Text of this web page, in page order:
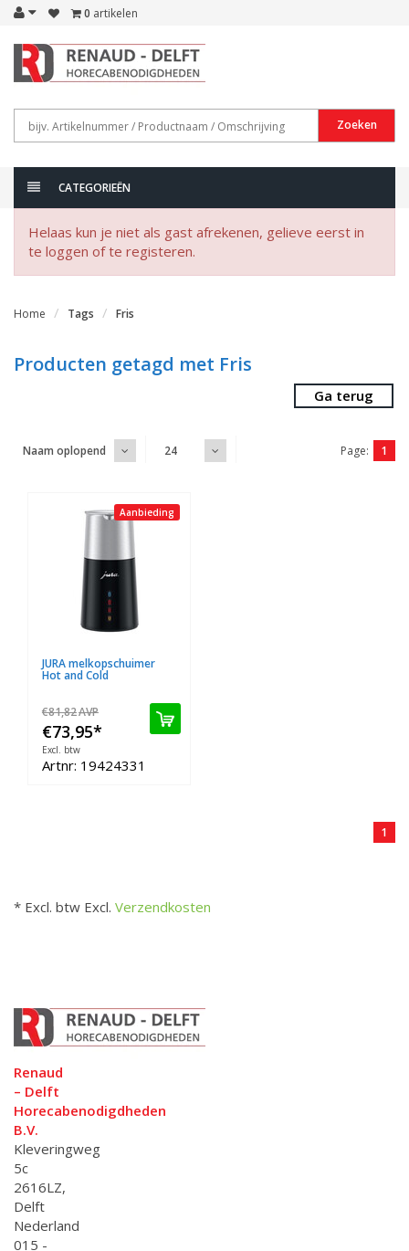
0 artikelen
Zoeken
CATEGORIEËN
Helaas kun je niet als gast afrekenen, gelieve eerst in
te loggen of te registeren.
Home Tags Fris
Producten getagd met Fris
Ga terug
Naam oplopend 24 Page: 1
Aanbieding
JURA melkopschuimer
Hot and Cold
€81,82AVP
€73,95*
Excl. btw
Artnr: 19424331
1
* Excl. btw Excl. Verzendkosten
Renaud
– Delft
Horecabenodigdheden
B.V.
Kleveringweg
5c
2616LZ,
Delft
Nederland
015 -